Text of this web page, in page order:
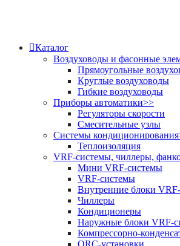
Каталог
Воздуховоды и фасонные
Прямоугольные
Круглые воздуховоды
Гибкие воздуховоды
Приборы автоматики>>
Регуляторы скорости
Смесительные узлы
Системы кондиционирования
Теплоизоляция
VRF-системы, чиллеры,
Мини VRF-системы
VRF-системы
Внутренние блоки
Чиллеры
Кондиционеры
Наружные блоки VRF-
Компрессорно-
ORC-установки